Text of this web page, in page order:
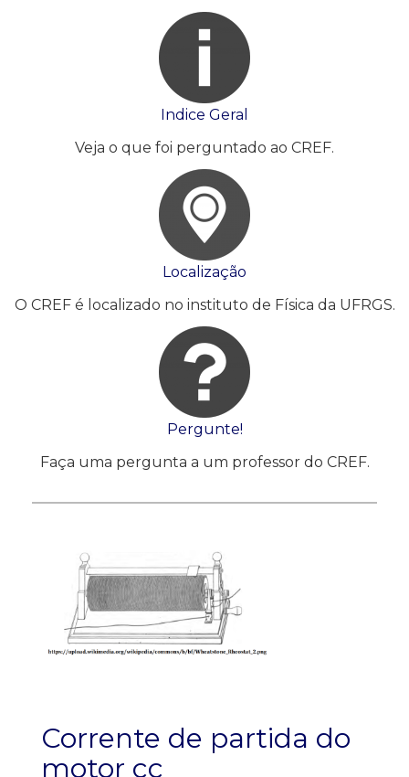
Indice Geral
Veja o que foi perguntado ao CREF.
Localização
O CREF é localizado no instituto de Física da UFRGS.
Pergunte!
Faça uma pergunta a um professor do CREF.
Corrente de partida do
motor cc